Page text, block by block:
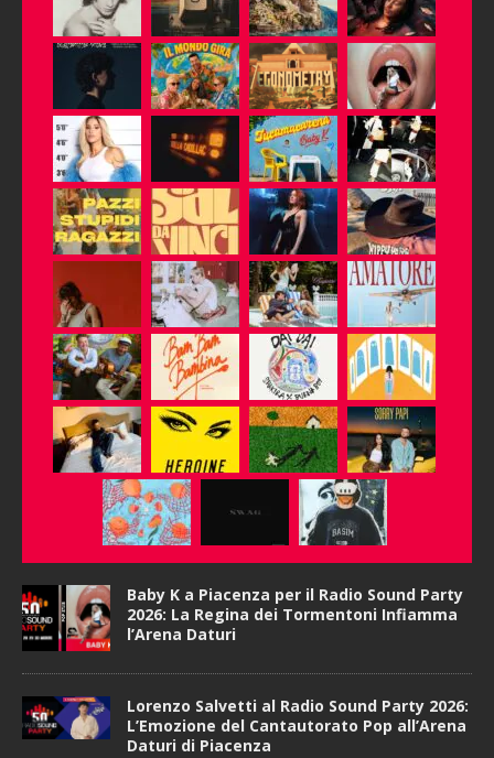
Baby K a Piacenza per il Radio Sound Party
2026: La Regina dei Tormentoni Infiamma
l’Arena Daturi
Lorenzo Salvetti al Radio Sound Party 2026:
L’Emozione del Cantautorato Pop all’Arena
Daturi di Piacenza